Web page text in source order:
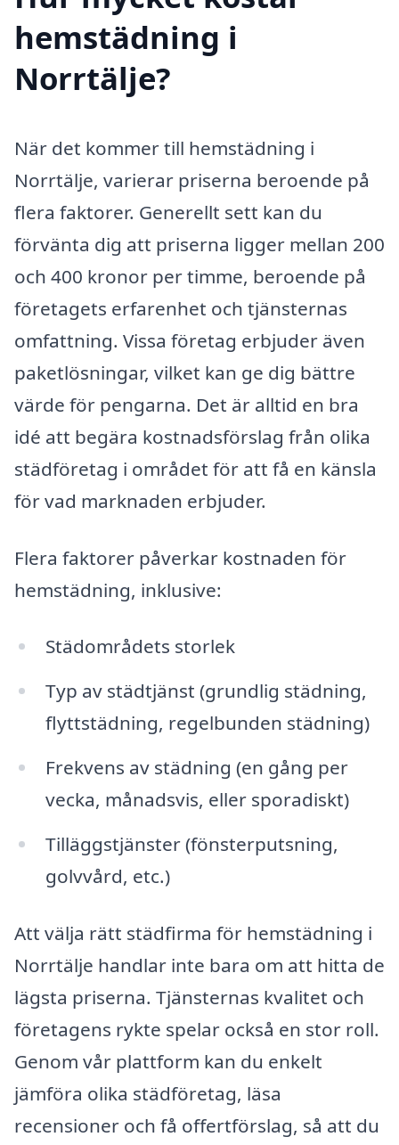
hemstädning i
Norrtälje?
När det kommer till hemstädning i
Norrtälje, varierar priserna beroende på
flera faktorer. Generellt sett kan du
förvänta dig att priserna ligger mellan 200
och 400 kronor per timme, beroende på
företagets erfarenhet och tjänsternas
omfattning. Vissa företag erbjuder även
paketlösningar, vilket kan ge dig bättre
värde för pengarna. Det är alltid en bra
idé att begära kostnadsförslag från olika
städföretag i området för att få en känsla
för vad marknaden erbjuder.
Flera faktorer påverkar kostnaden för
hemstädning, inklusive:
Städområdets storlek
Typ av städtjänst (grundlig städning,
flyttstädning, regelbunden städning)
Frekvens av städning (en gång per
vecka, månadsvis, eller sporadiskt)
Tilläggstjänster (fönsterputsning,
golvvård, etc.)
Att välja rätt städfirma för hemstädning i
Norrtälje handlar inte bara om att hitta de
lägsta priserna. Tjänsternas kvalitet och
företagens rykte spelar också en stor roll.
Genom vår plattform kan du enkelt
jämföra olika städföretag, läsa
recensioner och få offertförslag, så att du